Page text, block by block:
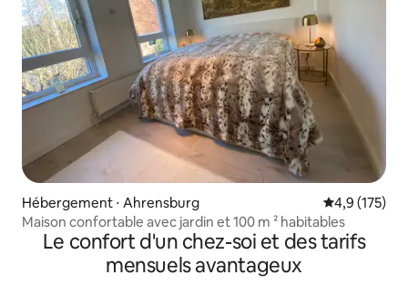
Hébergement ⋅ Ahrensburg Évaluation
4,9 (175)
Maison confortable avec jardin et 100 m ² habitables
Le confort d'un chez-soi et des tarifs
mensuels avantageux